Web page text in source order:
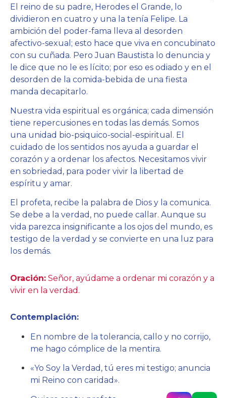
El reino de su padre, Herodes el Grande, lo
dividieron en cuatro y una la tenía Felipe. La
ambición del poder-fama lleva al desorden
afectivo-sexual; esto hace que viva en concubinato
con su cuñada. Pero Juan Baustista lo denuncia y
le dice que no le es lícito; por eso es odiado y en el
desorden de la comida-bebida de una fiesta
manda decapitarlo.
Nuestra vida espiritual es orgánica; cada dimensión
tiene repercusiones en todas las demás. Somos
una unidad bio-psiquico-social-espiritual. El
cuidado de los sentidos nos ayuda a guardar el
corazón y a ordenar los afectos. Necesitamos vivir
en sobriedad, para poder vivir la libertad de
espíritu y amar.
El profeta, recibe la palabra de Dios y la comunica.
Se debe a la verdad, no puede callar. Aunque su
vida parezca insignificante a los ojos del mundo, es
testigo de la verdad y se convierte en una luz para
los demás.
Oración: Señor, ayúdame a ordenar mi corazón y a
vivir en la verdad.
Contemplación:
En nombre de la tolerancia, callo y no corrijo,
me hago cómplice de la mentira.
«Yo Soy la Verdad, tú eres mi testigo; anuncia
mi Reino con caridad».